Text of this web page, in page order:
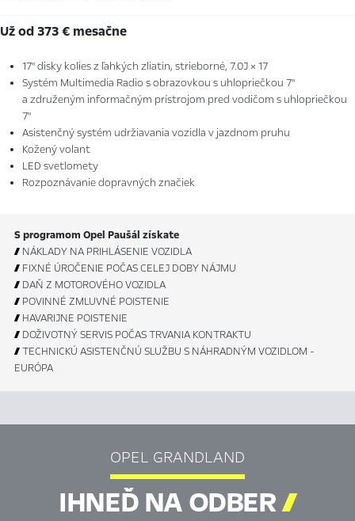
Už od 373 € mesačne
17" disky kolies z ľahkých zliatin, strieborné, 7.0J × 17
Systém Multimedia Radio s obrazovkou s uhlopriečkou 7"
a združeným informačným prístrojom pred vodičom s uhlopriečkou
7"
Asistenčný systém udržiavania vozidla v jazdnom pruhu
Kožený volant
LED svetlomety
Rozpoznávanie dopravných značiek
S programom Opel Paušál získate
 NÁKLADY NA PRIHLÁSENIE VOZIDLA
 FIXNÉ ÚROČENIE POČAS CELEJ DOBY NÁJMU
 DAŇ Z MOTOROVÉHO VOZIDLA
 POVINNÉ ZMLUVNÉ POISTENIE
 HAVARIJNE POISTENIE
 DOŽIVOTNÝ SERVIS POČAS TRVANIA KONTRAKTU
TECHNICKÚ ASISTENČNÚ SLUŽBU S NÁHRADNÝM VOZIDLOM -
EURÓPA
OPEL GRANDLAND
IHNEĎ NA ODBER